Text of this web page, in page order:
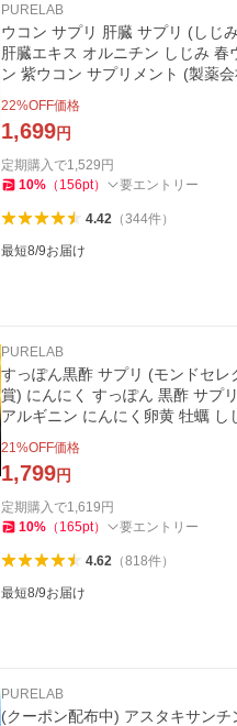
PURELAB
ウコン サプリ 肝臓 サプリ (しじ
肝臓エキス オルニチン しじみ 春
ン 紫ウコン サプリメント (製薬
22%OFF価格
1,699円
定期購入で1,529円
10% （ 156pt） 要エントリー
4.42 （344件）
最短8/9お届け
PURELAB
すっぽん黒酢 サプリ (モンドセレ
賞) にんにく すっぽん 黒酢 サプ
アルギニン にんにく卵黄 牡蠣 し
21 %OFF価格
1,799円
定期購入で1,619円
10% （ 165pt） 要エントリー
4.62 （818件）
最短8/9お届け
PURELAB
(クーポン配布中) アスタキサンチ